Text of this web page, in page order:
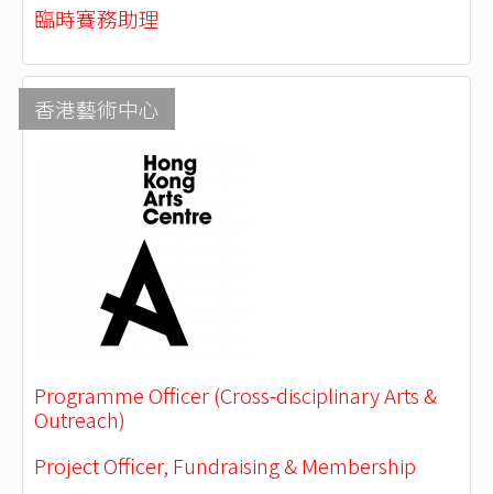
臨時賽務助理
香港藝術中心
Programme Officer (Cross-disciplinary Arts &
Outreach)
Project Officer, Fundraising & Membership